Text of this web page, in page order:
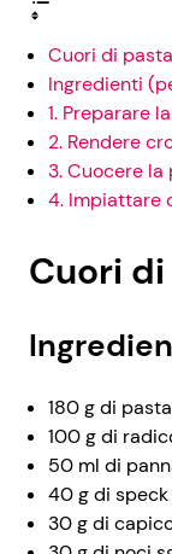
Cuori di
Ingredienti
1. Preparare
2. Rendere
3. Cuocere
4. Impiattare
Cuori
180 g di
100 g di
50 ml di
40 g di
30 g di